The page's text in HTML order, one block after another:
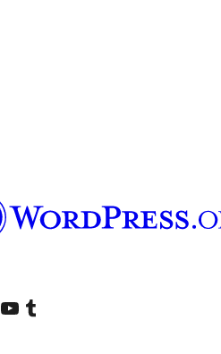
유튜브 채널 방문하기 텀블러 계정 방문하기